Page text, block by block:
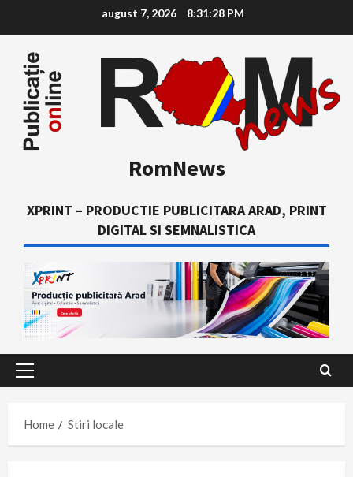
content
august 7, 2026 8:31:29 PM
RomNews
XPRINT – PRODUCTIE PUBLICITARA ARAD, PRINT
DIGITAL SI SEMNALISTICA
Primary
Home
Stiri locale